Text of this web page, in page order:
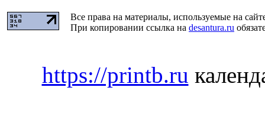
Все права на материалы, используемые на
При копировании ссылка на desantura.ru
https://printb.ru